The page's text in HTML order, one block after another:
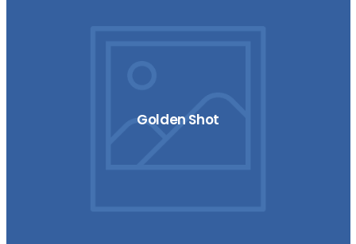
Golden Shot